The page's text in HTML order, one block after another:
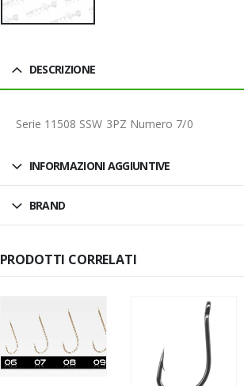
DESCRIZIONE
Serie 11508 SSW 3PZ Numero 7/0
INFORMAZIONI AGGIUNTIVE
BRAND
PRODOTTI CORRELATI